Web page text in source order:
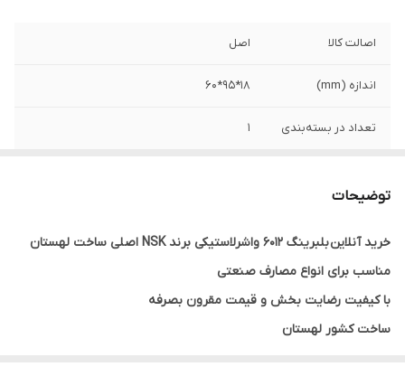
اصالت کالا اصل
اندازه (mm) 18*95*60
تعداد در بسته‌بندی 1
توضیحات
خرید آنلاین بلبرینگ 6012 واشرلاستیکی برند NSK اصلی ساخت لهستان
مناسب برای انواع مصارف صنعتی
با کیفیت رضایت بخش و قیمت مقرون بصرفه
ساخت کشور لهستان